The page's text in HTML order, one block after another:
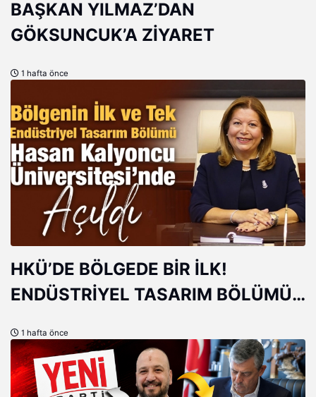
BAŞKAN YILMAZ’DAN
GÖKSUNCUK’A ZİYARET
1 hafta önce
HKÜ’DE BÖLGEDE BİR İLK!
ENDÜSTRİYEL TASARIM BÖLÜMÜ
1 hafta önce